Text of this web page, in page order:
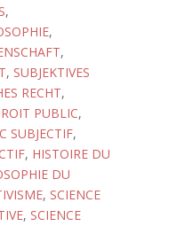
,
,
,
, SUBJEKTIVES
RECHT,
PUBLIC,
SUBJECTIF,
, HISTOIRE DU
DU
, SCIENCE
, SCIENCE